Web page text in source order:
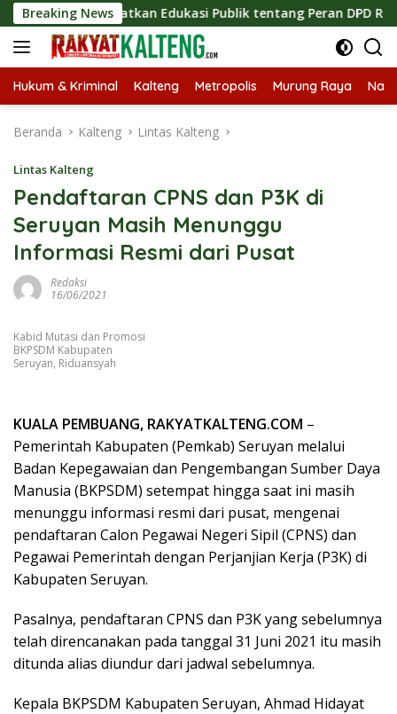
Langsung
ke
konten
Breaking NewsEdukasi Publik tentang Peran DPD RI
Hukum & Kriminal Kalteng Metropolis Murung Raya
Beranda Kalteng Lintas Kalteng
Lintas Kalteng
Pendaftaran CPNS dan P3K di
Seruyan Masih Menunggu
Informasi Resmi dari Pusat
Redaksi
16/06/2021
Kabid Mutasi dan Promosi
BKPSDM Kabupaten
Seruyan, Riduansyah
KUALA PEMBUANG, RAKYATKALTENG.COM –
Pemerintah Kabupaten (Pemkab) Seruyan melalui
Badan Kepegawaian dan Pengembangan Sumber Daya
Manusia (BKPSDM) setempat hingga saat ini masih
menunggu informasi resmi dari pusat, mengenai
pendaftaran Calon Pegawai Negeri Sipil (CPNS) dan
Pegawai Pemerintah dengan Perjanjian Kerja (P3K) di
Kabupaten Seruyan.
Pasalnya, pendaftaran CPNS dan P3K yang sebelumnya
telah direncanakan pada tanggal 31 Juni 2021 itu masih
ditunda alias diundur dari jadwal sebelumnya.
Kepala BKPSDM Kabupaten Seruyan, Ahmad Hidayat